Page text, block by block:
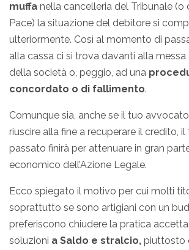
muffa nella cancelleria del Tribunale (o
Pace) la situazione del debitore si
ulteriormente. Così al momento di
alla cassa ci si trova davanti alla messa
della società o, peggio, ad una
concordato o di fallimento.
Comunque sia, anche se il tuo
riuscire alla fine a recuperare il credito,
passato finirà per attenuare in gran
economico dell’Azione Legale.
Ecco spiegato il motivo per cui molti
soprattutto se sono artigiani con un
preferiscono chiudere la pratica
soluzioni a Saldo e stralcio, piuttosto